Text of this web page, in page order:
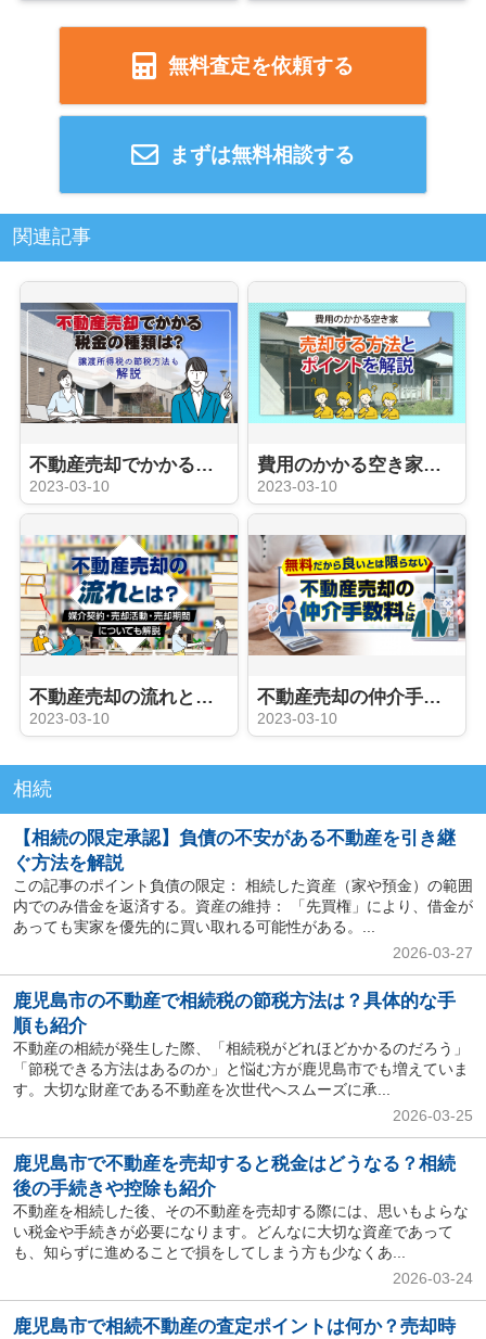
無料査定を依頼する
まずは無料相談する
関連記事
不動産売却でかかる税金の種類は？譲渡所得税の節税方法も解説
2023-03-10
費用のかかる空き家を売却する方法とポイントを解説
2023-03-10
不動産売却の流れとは？媒介契約・売却活動・売却期間についても解説
2023-03-10
不動産売却の仲介手数料とは？
2023-03-10
相続
【相続の限定承認】負債の不安がある不動産を引き継
ぐ方法を解説
この記事のポイント負債の限定： 相続した資産（家や預金）の範囲
内でのみ借金を返済する。資産の維持： 「先買権」により、借金が
あっても実家を優先的に買い取れる可能性がある。...
2026-03-27
鹿児島市の不動産で相続税の節税方法は？具体的な手
順も紹介
不動産の相続が発生した際、「相続税がどれほどかかるのだろう」
「節税できる方法はあるのか」と悩む方が鹿児島市でも増えていま
す。大切な財産である不動産を次世代へスムーズに承...
2026-03-25
鹿児島市で不動産を売却すると税金はどうなる？相続
後の手続きや控除も紹介
不動産を相続した後、その不動産を売却する際には、思いもよらな
い税金や手続きが必要になります。どんなに大切な資産であって
も、知らずに進めることで損をしてしまう方も少なくあ...
2026-03-24
鹿児島市で相続不動産の査定ポイントは何か？売却時